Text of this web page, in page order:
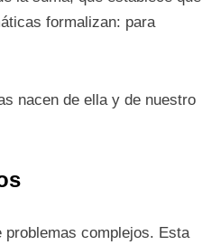
formalizan: para
nacen de ella y de nuestro
complejos. Esta